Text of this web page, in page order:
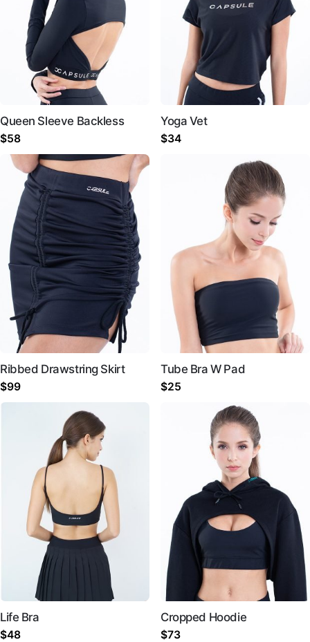
Queen Sleeve Backless
$58
Yoga Vet
$34
Ribbed Drawstring Skirt
$99
Tube Bra W Pad
$25
Life Bra
$48
Cropped Hoodie
$73